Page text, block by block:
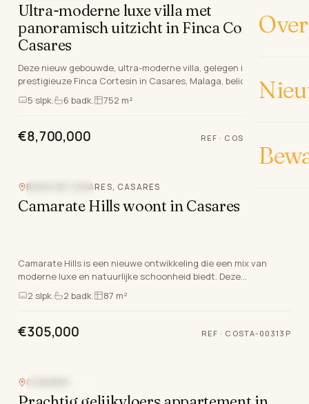
Ultra-moderne luxe villa met
panoramisch uitzicht in Finca Cortesin,
Casares
Deze nieuw gebouwde, ultra-moderne villa, gelegen in het
prestigieuze Finca Cortesin in Casares, Malaga, belichaamt
luxe wonen aan de Costa Del Sol. Gelegen op…
5 slpk. 6 badk. 752 m²
€8,700,000 REF · COSTA-00250P
BAHIA DE CASARES, CASARES
Camarate Hills woont in Casares
Camarate Hills is een nieuwe ontwikkeling die een mix van
moderne luxe en natuurlijke schoonheid biedt. Deze
uitgebreide ontwikkeling bevat een selectie van be…
2 slpk. 2 badk. 87 m²
€305,000 REF · COSTA-00313P
CASARES